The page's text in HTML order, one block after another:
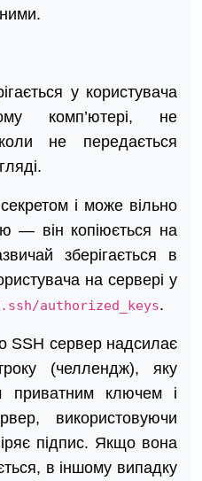
у користувача
комп’ютері, не
не передається
і може вільно
— він копіюється на
зберігається в
на сервері у
authorized_keys.
SSH сервер надсилає
(челлендж), яку
приватним ключем і
використовуючи
підпис. Якщо вона
в іншому випадку